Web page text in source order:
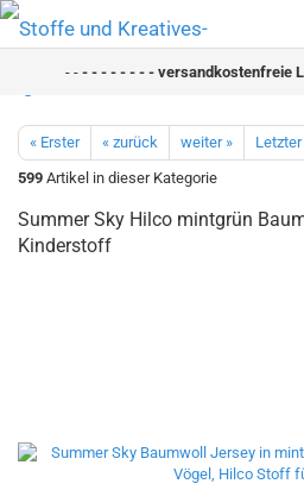
- - - - - - - - versandkostenfreie
« Erster « zurück weiter »
Letzter
599 Artikel in dieser Kategorie
Summer Sky Hilco mintgrün
Kinderstoff